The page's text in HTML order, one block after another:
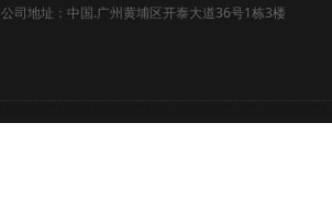
公司地址：中国.广州黄埔区开泰大道36号1栋3楼